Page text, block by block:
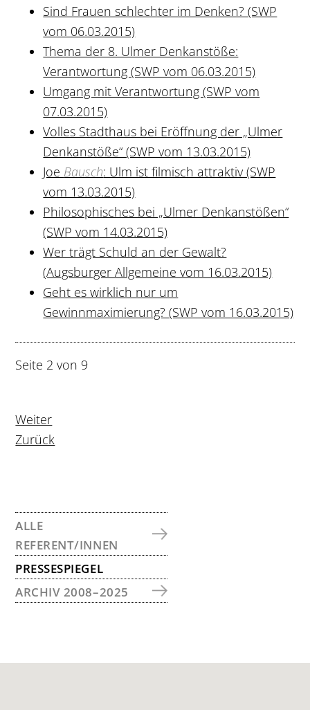
Sind Frauen schlechter im Denken? (SWP
vom 06.03.2015)
Thema der 8. Ulmer Denkanstöße:
Verantwortung (SWP vom 06.03.2015)
Umgang mit Verantwortung (SWP vom
07.03.2015)
Volles Stadthaus bei Eröffnung der „Ulmer
Denkanstöße“ (SWP vom 13.03.2015)
Joe Bausch: Ulm ist filmisch attraktiv (SWP
vom 13.03.2015)
Philosophisches bei „Ulmer Denkanstößen“
(SWP vom 14.03.2015)
Wer trägt Schuld an der Gewalt?
(Augsburger Allgemeine vom 16.03.2015)
Geht es wirklich nur um
Gewinnmaximierung? (SWP vom 16.03.2015)
Seite 2 von 9
Weiter
Zurück
SEITENSPALTE
ALLE
REFERENT/INNEN
PRESSESPIEGEL
ARCHIV 2008–2025